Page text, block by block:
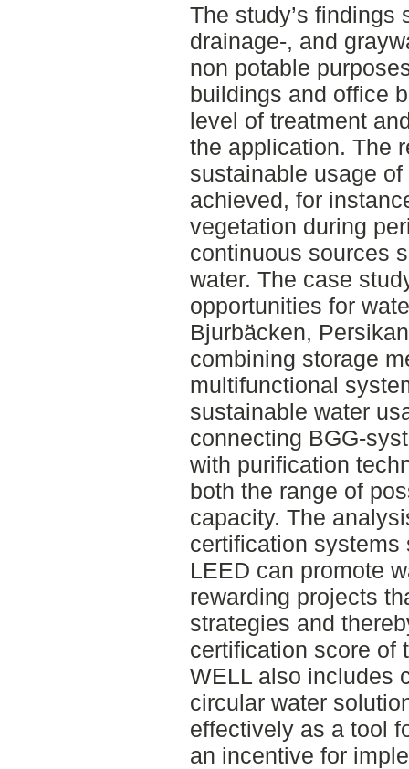
The study’s findings
drainage-, and
non potable
buildings and office
level of treatment
the application. The
sustainable usage
achieved, for
vegetation during
continuous sources
water. The case
opportunities for
Bjurbäcken,
combining storage
multifunctional
sustainable water
connecting BGG-
with purification
both the range of
capacity. The
certification systems
LEED can promote
rewarding projects
strategies and
certification score of
WELL also includes
circular water
effectively as a tool
an incentive for